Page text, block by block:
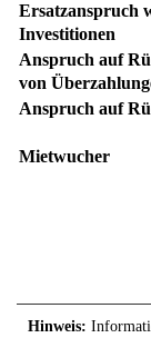
Ersatzanspruch
Investitionen
Anspruch auf
von
Anspruch auf
Mietwucher
Hinweis: